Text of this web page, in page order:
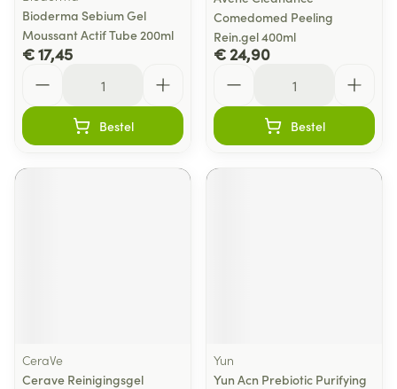
Bioderma Sebium Gel
Moussant Actif Tube 200ml
€ 17,45
Bestel
Comedomed Peeling
Rein.gel 400ml
€ 24,90
Bestel
CeraVe
Cerave Reinigingsgel
Yun
Yun Acn Prebiotic Purifying